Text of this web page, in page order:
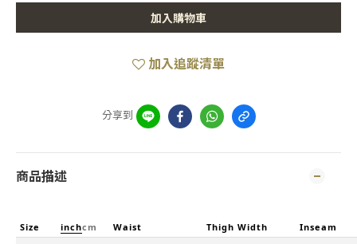
加入購物車
加入追蹤清單
分享到
商品描述
Size inchcm Waist Thigh Width Inseam